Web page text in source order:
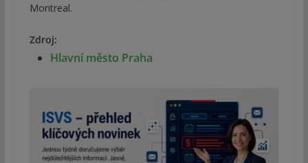
Montreal.
Zdroj:
Hlavní město Praha